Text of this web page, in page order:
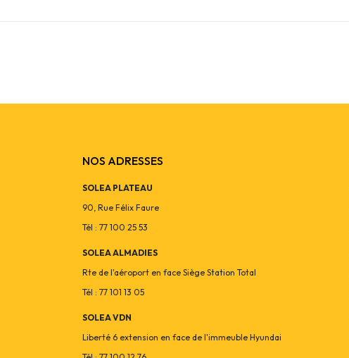
NOS ADRESSES
SOLEA PLATEAU
90, Rue Félix Faure
Tél : 77 100 25 53
SOLEA ALMADIES
Rte de l'aéroport en face Siège Station Total
Tél : 77 101 13 05
SOLEA VDN
Liberté 6 extension en face de l'immeuble Hyundai